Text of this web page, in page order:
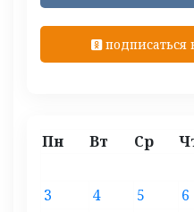
подписаться
Пн Вт Ср
3
4 5 6